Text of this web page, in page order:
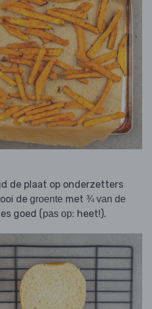
de plaat op onderzetters
de groente met ¾ van de
goed (pas op: heet!).